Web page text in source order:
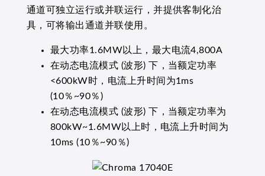
通道可独立运行或并联运行，并提供客制化治
具，可将输出通道并联使用。
最大功率1.6MW以上，最大电流4,800A
在动态电流模式 (波形) 下，当额定功率
<600kW时，电流上升时间为1ms
(10％~90％)
在动态电流模式 (波形) 下，当额定功率为
800kW~1.6MW以上时，电流上升时间为
10ms (10％~90％)